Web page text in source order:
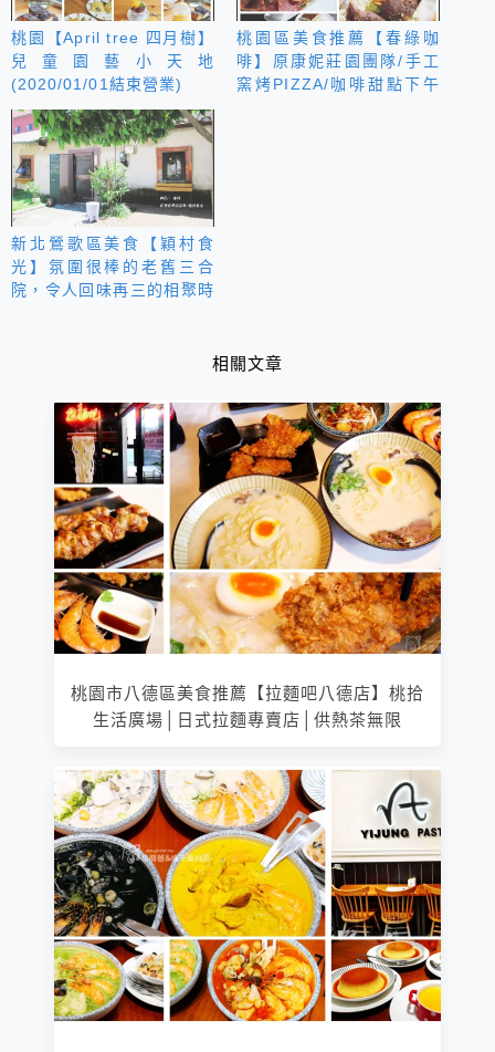
桃園【April tree 四月樹】
兒童園藝小天地
(2020/01/01結束營業)
桃園區美食推薦【春綠咖
啡】原康妮莊園團隊/手工
窯烤PIZZA/咖啡甜點下午
新北鶯歌區美食【穎村食
光】氛圍很棒的老舊三合
院，令人回味再三的相聚時
相關文章
桃園市八德區美食推薦【拉麵吧八德店】桃拾
生活廣場│日式拉麵專賣店│供熱茶無限